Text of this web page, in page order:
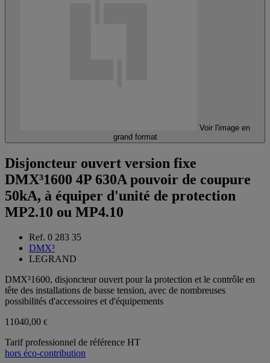
Voir l'image en
grand format
Disjoncteur ouvert version fixe
DMX³1600 4P 630A pouvoir de coupure
50kA, à équiper d'unité de protection
MP2.10 ou MP4.10
Ref. 0 283 35
DMX³
LEGRAND
DMX³1600, disjoncteur ouvert pour la protection et le contrôle en
tête des installations de basse tension, avec de nombreuses
possibilités d'accessoires et d'équipements
11040,00 €
Tarif professionnel de référence HT
hors éco-contribution